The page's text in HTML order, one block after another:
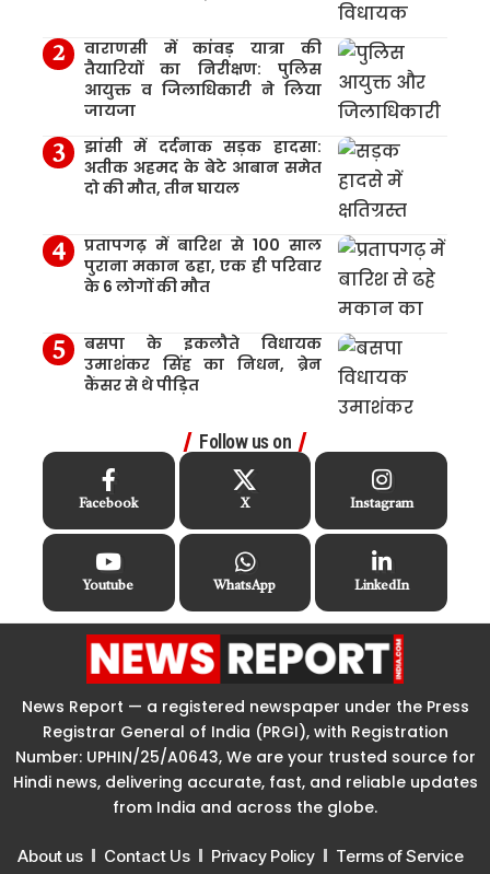
वाराणसी में कांवड़ यात्रा की
तैयारियों का निरीक्षण: पुलिस
आयुक्त व जिलाधिकारी ने लिया
जायजा
झांसी में दर्दनाक सड़क हादसा:
अतीक अहमद के बेटे आबान समेत
दो की मौत, तीन घायल
प्रतापगढ़ में बारिश से 100 साल
पुराना मकान ढहा, एक ही परिवार
के 6 लोगों की मौत
बसपा के इकलौते विधायक
उमाशंकर सिंह का निधन, ब्रेन
कैंसर से थे पीड़ित
Follow us on
Facebook X Instagram
Youtube WhatsApp LinkedIn
News Report — a registered newspaper under the Press
Registrar General of India (PRGI), with Registration
Number: UPHIN/25/A0643, We are your trusted source for
Hindi news, delivering accurate, fast, and reliable updates
from India and across the globe.
About us Contact Us Privacy Policy
Terms of Service